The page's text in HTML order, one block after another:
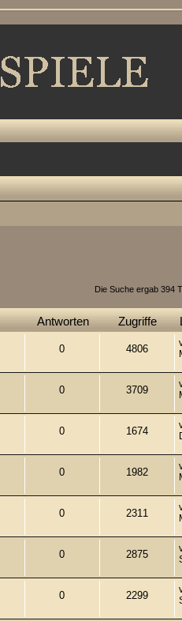
Die Suche ergab 394
Antworten Zugriffe
0 4806
0 3709
0 1674
0 1982
0 2311
0 2875
0 2299